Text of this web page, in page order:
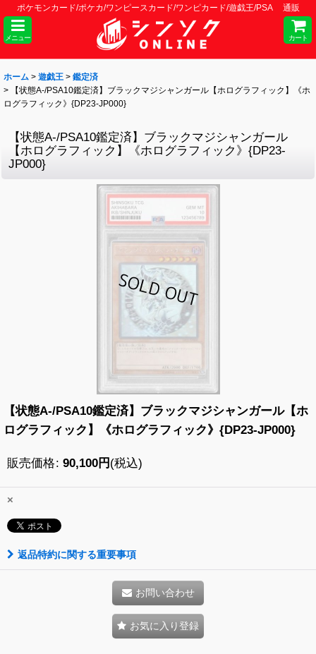
ポケモンカード/ポケカ/ワンピースカード/ワンピカード/遊戯王/PSA 通販
メニュー カート
ホーム > 遊戯王 > 鑑定済
>
【状態A-/PSA10鑑定済】ブラックマジシャンガール【ホログラフィック】《ホ
ログラフィック》{DP23-JP000}
【状態A-/PSA10鑑定済】ブラックマジシャンガール
【ホログラフィック】《ホログラフィック》{DP23-
JP000}
【状態A-/PSA10鑑定済】ブラックマジシャンガール【ホ
ログラフィック】《ホログラフィック》{DP23-JP000}
販売価格: 90,100円 (税込)
×
返品特約に関する重要事項
お問い合わせ
お気に入り登録